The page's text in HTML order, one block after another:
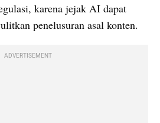
karena jejak AI dapat
penelusuran asal konten.
ADVERTISEMENT